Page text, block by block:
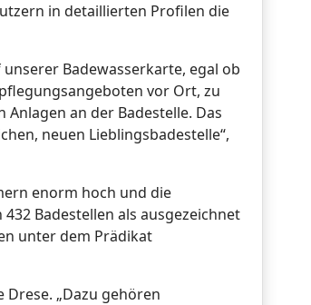
in detaillierten Profilen die
Badewasserkarte, egal ob
vor Ort, zu
an der Badestelle. Das
neuen Lieblingsbadestelle“,
enorm hoch und die
Badestellen als ausgezeichnet
unter dem Prädikat
„Dazu gehören